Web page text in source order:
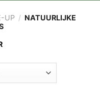
UP / NATUURLIJKE